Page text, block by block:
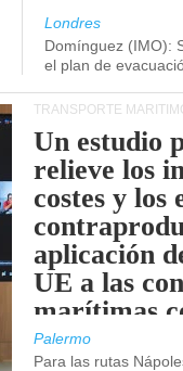
Londres
Domínguez (IMO):
el plan de
TRANSPORTE
Un estudio
relieve los
costes y los
aplicación
UE a las
marítimas
de Sicilia.
Palermo
Para las rutas